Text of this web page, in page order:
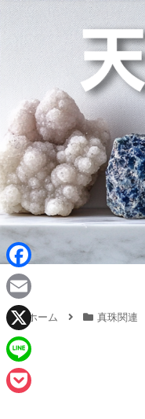
ホーム 真珠関連
F
a
c
e
b
E
m
a
i
X
L